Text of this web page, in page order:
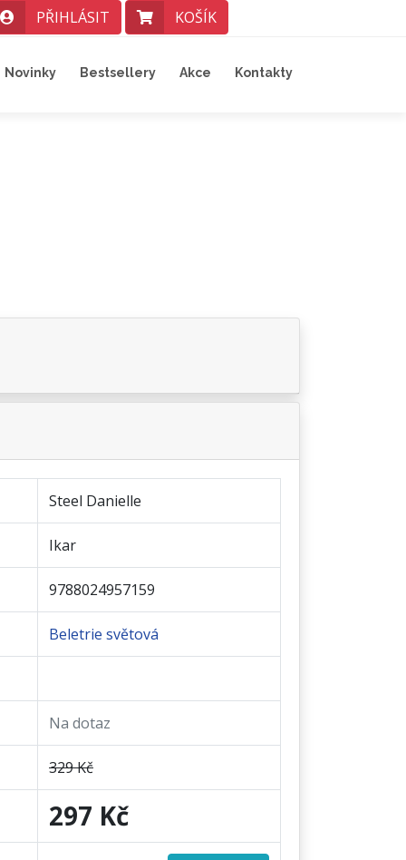
PŘIHLÁSIT KOŠÍK
Novinky Bestsellery Akce Kontakty
Steel Danielle
Ikar
9788024957159
Beletrie světová
Na dotaz
329 Kč
297 Kč